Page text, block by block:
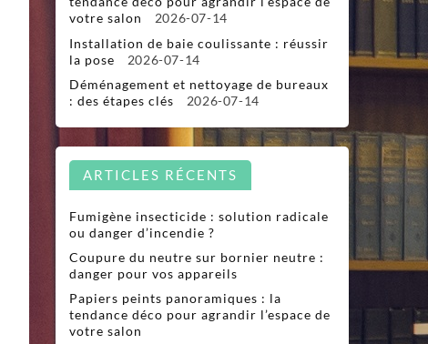
votre salon
2026-07-14
Installation de baie coulissante : réussir
la pose
2026-07-14
Déménagement et nettoyage de bureaux
: des étapes clés
2026-07-14
ARTICLES RÉCENTS
Fumigène insecticide : solution radicale
ou danger d’incendie ?
Coupure du neutre sur bornier neutre :
danger pour vos appareils
Papiers peints panoramiques : la
tendance déco pour agrandir l’espace de
votre salon